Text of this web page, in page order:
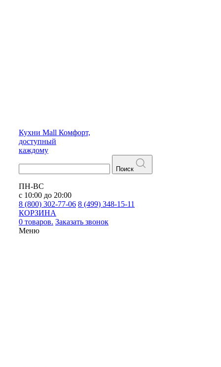
Кухни Mall Комфорт,
доступный
каждому
Поиск
ПН-ВС
с 10:00 до 20:00
8 (800) 302-77-06 8 (499) 348-15-11
КОРЗИНА
0 товаров. Заказать звонок
Меню